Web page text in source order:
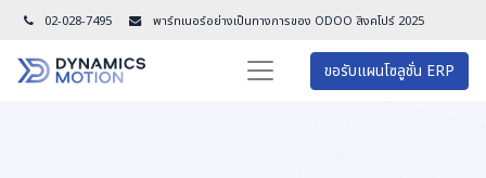
02-028-7495 พาร์ทเนอร์อย่างเป็นทางการของ ODOO สิงคโปร์ 2025
ขอรับแผนโซลูชั่น ERP